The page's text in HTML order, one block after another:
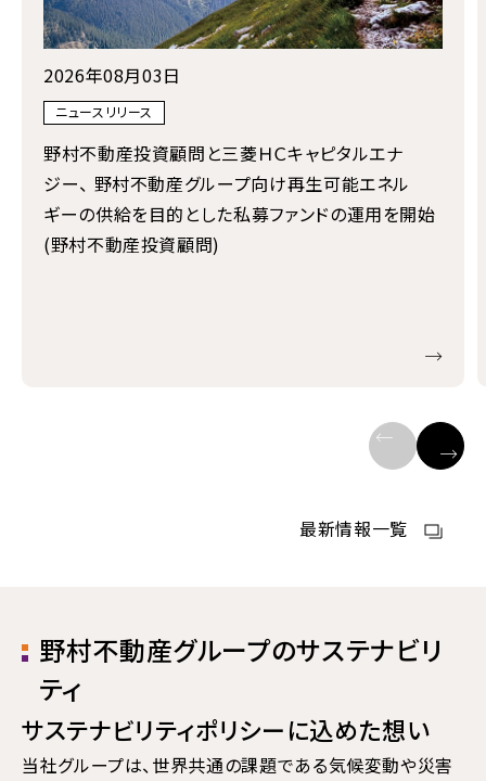
2026年08月03日
ニュースリリース
野村不動産投資顧問と三菱ＨＣキャピタルエナ
ジー、 野村不動産グループ向け再生可能エネル
ギーの供給を目的とした私募ファンドの運用を開始
(野村不動産投資顧問)
最新情報一覧
野村不動産グループのサステナビリ
ティ
サステナビリティポリシーに込めた想い
当社グループは、世界共通の課題である気候変動や災害